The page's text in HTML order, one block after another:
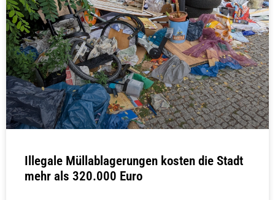
Illegale Müllablagerungen kosten die Stadt
mehr als 320.000 Euro